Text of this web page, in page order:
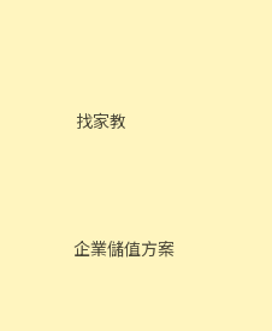
找家教
企業儲值方案